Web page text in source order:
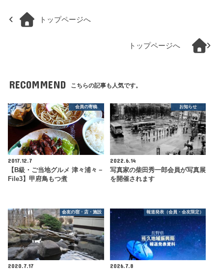
トップページへ
トップページへ
RECOMMEND こちらの記事も人気です。
会員の寄稿
2017.12.7
【B級・ご当地グルメ 津々浦々－
File3】甲府鳥もつ煮
お知らせ
2022.6.14
写真家の柴田秀一郎会員が写真展
を開催されます
会友の宿・店・施設
2020.7.17
報道発表（会員・会友限定）
2026.7.8